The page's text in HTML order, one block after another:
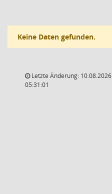
Keine Daten gefunden.
Letzte Änderung: 10.08.2026
05:31:01